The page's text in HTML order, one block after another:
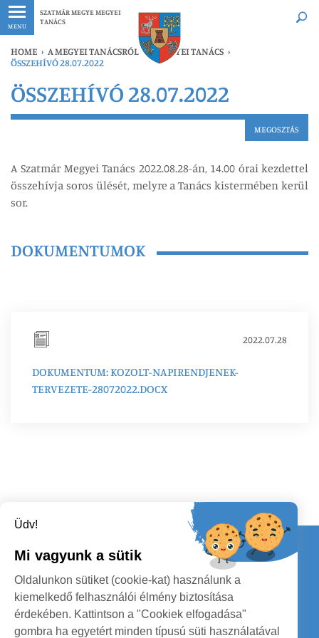
MENU
SZATMÁR MEGYE MEGYEI
TANÁCS
Legfrissebb Bármikor
HOME › A MEGYEI TANÁCSRÓL › A MEGYEI TANÁCS ›
ÖSSZEHÍVÓ 28.07.2022
ÖSSZEHÍVÓ 28.07.2022
MEGOSZTÁS
A Szatmár Megyei Tanács 2022.08.28-án, 14.00 órai kezdettel
összehívja soros ülését, melyre a Tanács kistermében kerül
sor.
DOKUMENTUMOK
2022.07.28
DOKUMENTUM: KOZOLT-NAPIRENDJENEK-
TERVEZETE-28072022.DOCX
Kapcsolat
KÖVESSENEK
Üdv!
Mi vagyunk a sütik
Oldalunkon sütiket (cookie-kat) használunk a
kiemelkedő felhasználói élmény biztosítása
érdekében. Kattintson a "Cookiek elfogadása"
gombra ha egyetért minden típusú süti használatával